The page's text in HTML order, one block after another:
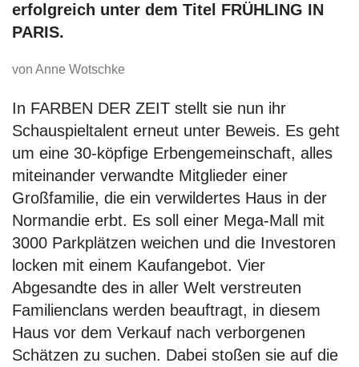
erfolgreich unter dem Titel FRÜHLING IN
PARIS.
von Anne Wotschke
In FARBEN DER ZEIT stellt sie nun ihr
Schauspieltalent erneut unter Beweis. Es geht
um eine 30-köpfige Erbengemeinschaft, alles
miteinander verwandte Mitglieder einer
Großfamilie, die ein verwildertes Haus in der
Normandie erbt. Es soll einer Mega-Mall mit
3000 Parkplätzen weichen und die Investoren
locken mit einem Kaufangebot. Vier
Abgesandte des in aller Welt verstreuten
Familienclans werden beauftragt, in diesem
Haus vor dem Verkauf nach verborgenen
Schätzen zu suchen. Dabei stoßen sie auf die